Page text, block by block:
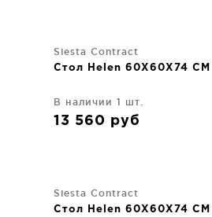
Siesta Contract
Стол Helen 60X60X74 CM
В наличии 1 шт.
13 560 руб
Siesta Contract
Стол Helen 60X60X74 CM